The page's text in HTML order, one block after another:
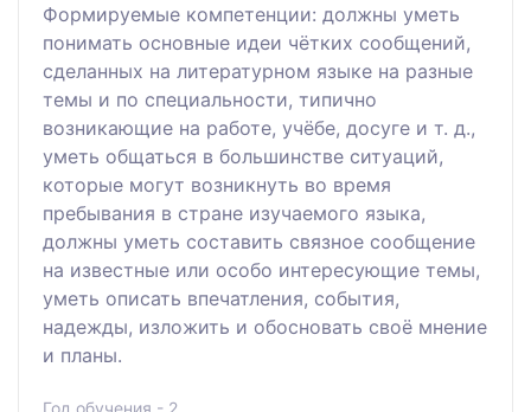
Формируемые компетенции: должны уметь
понимать основные идеи чётких сообщений,
сделанных на литературном языке на разные
темы и по специальности, типично
возникающие на работе, учёбе, досуге и т. д.,
уметь общаться в большинстве ситуаций,
которые могут возникнуть во время
пребывания в стране изучаемого языка,
должны уметь составить связное сообщение
на известные или особо интересующие темы,
уметь описать впечатления, события,
надежды, изложить и обосновать своё мнение
и планы.
Год обучения - 2